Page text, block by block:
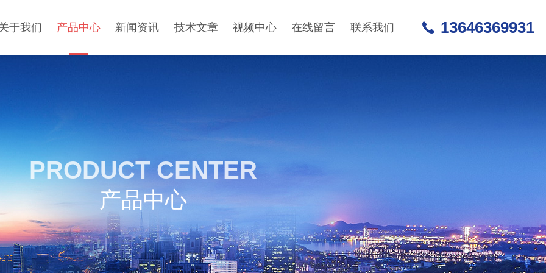
于我们 产品中心 新闻资讯 技术文章 视频中心 在线留言 联系我们 13646369931
PRODUCT CENTER
产品中心